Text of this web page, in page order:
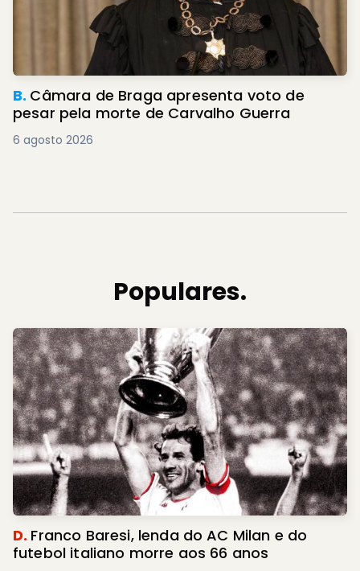
B. Câmara de Braga apresenta voto de
pesar pela morte de Carvalho Guerra
6 agosto 2026
Populares.
D. Franco Baresi, lenda do AC Milan e do
futebol italiano morre aos 66 anos